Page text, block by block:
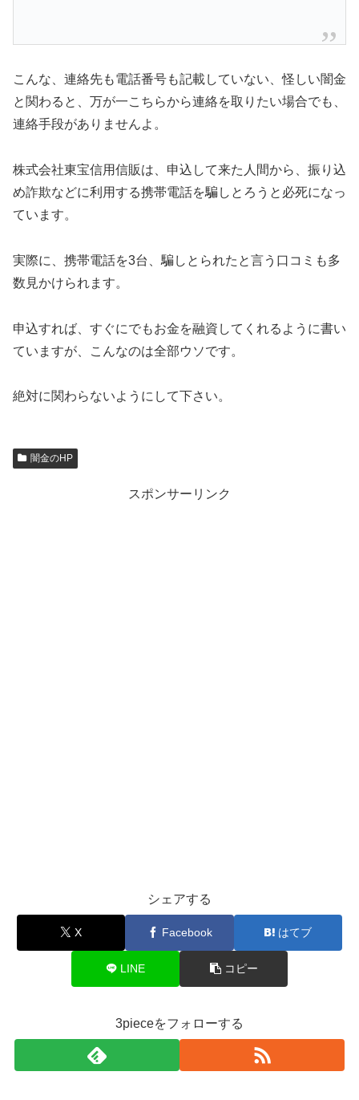
こんな、連絡先も電話番号も記載していない、怪しい闇金
と関わると、万が一こちらから連絡を取りたい場合でも、
連絡手段がありませんよ。
株式会社東宝信用信販は、申込して来た人間から、振り込
め詐欺などに利用する携帯電話を騙しとろうと必死になっ
ています。
実際に、携帯電話を3台、騙しとられたと言う口コミも多
数見かけられます。
申込すれば、すぐにでもお金を融資してくれるように書い
ていますが、こんなのは全部ウソです。
絶対に関わらないようにして下さい。
闇金のHP
スポンサーリンク
シェアする
X Facebook はてブ
LINE コピー
3pieceをフォローする